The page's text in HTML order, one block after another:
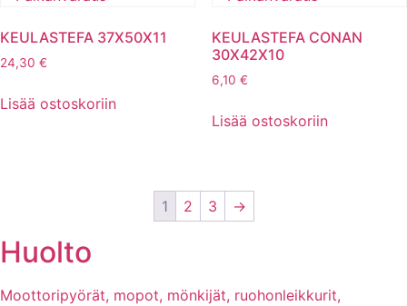
KEULASTEFA 37X50X11
24,30 €
Lisää ostoskoriin
KEULASTEFA CONAN
30X42X10
6,10 €
Lisää ostoskoriin
1 2 3 →
Huolto
Moottoripyörät, mopot, mönkijät, ruohonleikkurit,